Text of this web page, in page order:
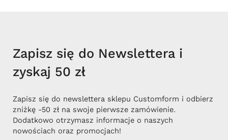
Zapisz się do Newslettera i
zyskaj 50 zł
Zapisz się do newslettera sklepu Customform i odbierz
zniżkę -50 zł na swoje pierwsze zamówienie.
Dodatkowo otrzymasz informacje o naszych
nowościach oraz promocjach!